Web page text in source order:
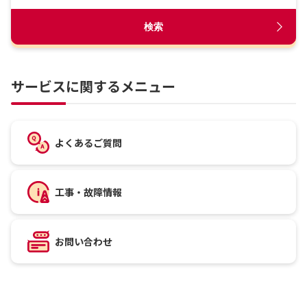
OCNのお客さまはこちら
ビス
オフィシャルサイト
検索
サービスに関するメニュー
よくあるご質問
工事・故障情報
お問い合わせ